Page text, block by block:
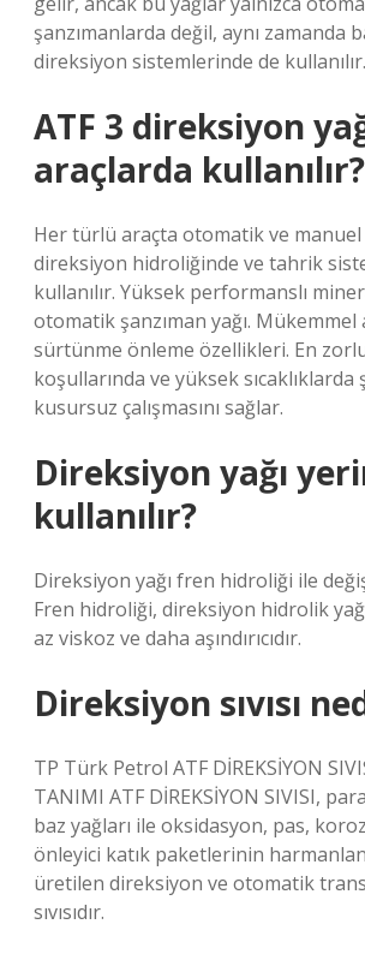
şanzımanlarda değil, aynı zamanda
direksiyon sistemlerinde de kullanılır.
ATF 3 direksiyon
araçlarda kullanılır?
Her türlü araçta otomatik ve manuel
direksiyon hidroliğinde ve tahrik
kullanılır. Yüksek performanslı
otomatik şanzıman yağı. Mükemmel
sürtünme önleme özellikleri. En zorlu
koşullarında ve yüksek sıcaklıklarda
kusursuz çalışmasını sağlar.
Direksiyon yağı
kullanılır?
Direksiyon yağı fren hidroliği ile
Fren hidroliği, direksiyon hidrolik
az viskoz ve daha aşındırıcıdır.
Direksiyon sıvısı
TP Türk Petrol ATF DİREKSİYON
TANIMI ATF DİREKSİYON SIVISI,
baz yağları ile oksidasyon, pas,
önleyici katık paketlerinin
üretilen direksiyon ve otomatik
sıvısıdır.